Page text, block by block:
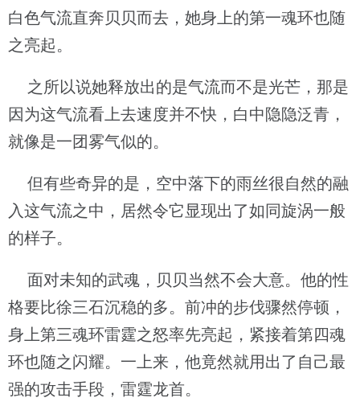
白色气流直奔贝贝而去，她身上的第一魂环也随
之亮起。
之所以说她释放出的是气流而不是光芒，那是
因为这气流看上去速度并不快，白中隐隐泛青，
就像是一团雾气似的。
但有些奇异的是，空中落下的雨丝很自然的融
入这气流之中，居然令它显现出了如同旋涡一般
的样子。
面对未知的武魂，贝贝当然不会大意。他的性
格要比徐三石沉稳的多。前冲的步伐骤然停顿，
身上第三魂环雷霆之怒率先亮起，紧接着第四魂
环也随之闪耀。一上来，他竟然就用出了自己最
强的攻击手段，雷霆龙首。